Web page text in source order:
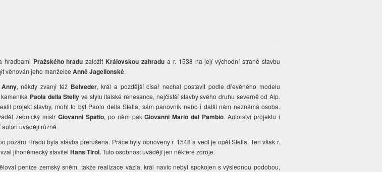
hradbami Pražského hradu založit Královskou zahradu a r. 1538 na její východní straně stavbu
věnován jeho manželce Anně Jagellonské.
, někdy zvaný též Belveder, král a pozdější císař nechal postavit podle dřevěného modelu
Paola della Stelly ve stylu italské renesance, nejčistší stavby svého druhu severně od Alp.
projekt stavby, mohl to být Paolo della Stella, sám panovník nebo i další nám neznámá osoba.
zednický mistr Giovanni Spatio, po něm pakGiovanni Mario del Pambio. Autorství projektu i
uvádějí různě.
požáru Hradu byla stavba přerušena. Práce byly obnoveny r. 1548 a vedl je opět Stella. Ten však r.
jihoněmecký stavitelHans Tirol.Tuto osobnost uvádějí jen některé zdroje.
peníze zemský sněm, takže realizace vázla, král navíc nebyl spokojen s výslednou podobou,